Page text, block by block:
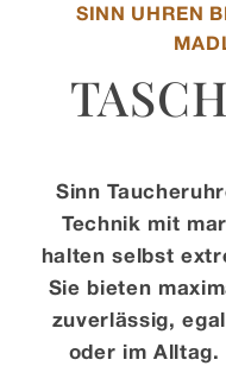
Hochzeit
Service & Leistungen
SINN UHREN
Sinn
Technik mit
halten selbst
Sie bieten
zuverlässig,
oder im